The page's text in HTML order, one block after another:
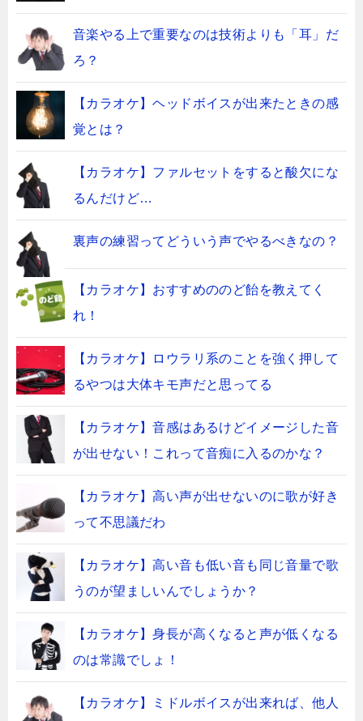
音楽やる上で重要なのは技術よりも「耳」だ
ろ？
【カラオケ】ヘッドボイスが出来たときの感
覚とは？
【カラオケ】ファルセットをすると酸欠にな
るんだけど…
裏声の練習ってどういう声でやるべきなの？
【カラオケ】おすすめののど飴を教えてく
れ！
【カラオケ】ロウラリ系のことを強く押して
るやつは大体キモ声だと思ってる
【カラオケ】音感はあるけどイメージした音
が出せない！これって音痴に入るのかな？
【カラオケ】高い声が出せないのに歌が好き
って不思議だわ
【カラオケ】高い音も低い音も同じ音量で歌
うのが望ましいんでしょうか？
【カラオケ】身長が高くなると声が低くなる
のは常識でしょ！
【カラオケ】ミドルボイスが出来れば、他人